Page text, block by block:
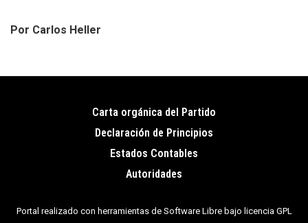
Por Carlos Heller
Pie
de
página
Carta orgánica del Partido
Declaración de Principios
Estados Contables
Autoridades
Portal realizado con herramientas de Software Libre bajo licencia GPL